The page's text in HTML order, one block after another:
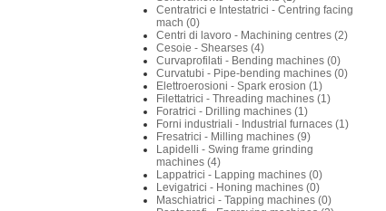
Centratrici e Intestatrici - Centring facing
mach (0)
Centri di lavoro - Machining centres (2)
Cesoie - Shearses (4)
Curvaprofilati - Bending machines (0)
Curvatubi - Pipe-bending machines (0)
Elettroerosioni - Spark erosion (1)
Filettatrici - Threading machines (1)
Foratrici - Drilling machines (1)
Forni industriali - Industrial furnaces (1)
Fresatrici - Milling machines (9)
Lapidelli - Swing frame grinding
machines (4)
Lappatrici - Lapping machines (0)
Levigatrici - Honing machines (0)
Maschiatrici - Tapping machines (0)